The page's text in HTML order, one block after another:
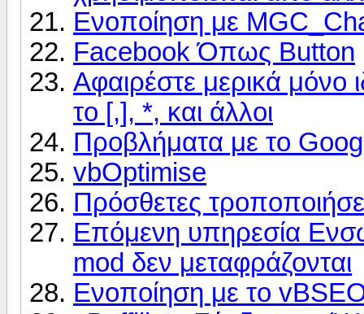
Ενοποίηση με
Facebook Όπως Button
Αφαιρέστε μερικά μόνο
το [,], *, και άλλοι
Προβλήματα με το
vbOptimise
Πρόσθετες
Επόμενη υπηρεσία
mod δεν μεταφράζονται
Ενοποίηση με το